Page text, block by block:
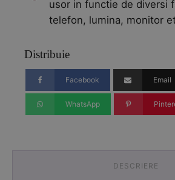
usor in functie de diversi
telefon, lumina, monitor
Distribuie
Facebook Email
WhatsApp
DESCRIERE